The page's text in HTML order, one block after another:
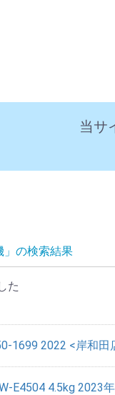
当サ
」の検索結果
た
1699 2022 <岸和
E4504 4.5kg 2023